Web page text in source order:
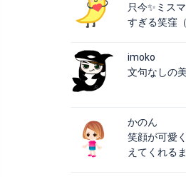
只今✨ミス
すぎる笑窪
imoko
文句なしの
かのん
笑顔が可愛
えてくれる